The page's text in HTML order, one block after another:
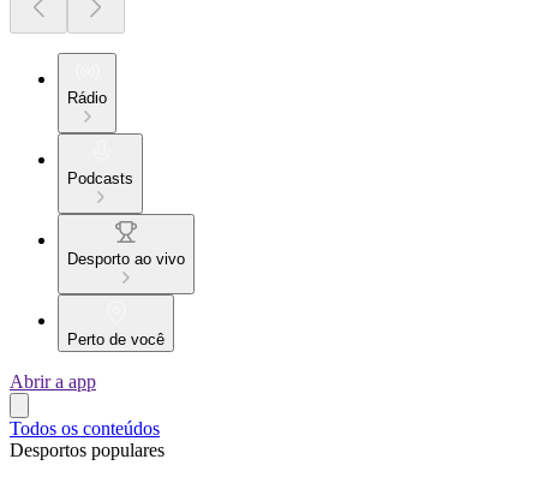
Rádio
Podcasts
Desporto ao vivo
Perto de você
Abrir a app
Todos os conteúdos
Desportos populares